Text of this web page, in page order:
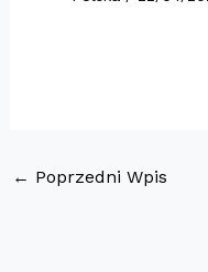
← Poprzedni Wpis